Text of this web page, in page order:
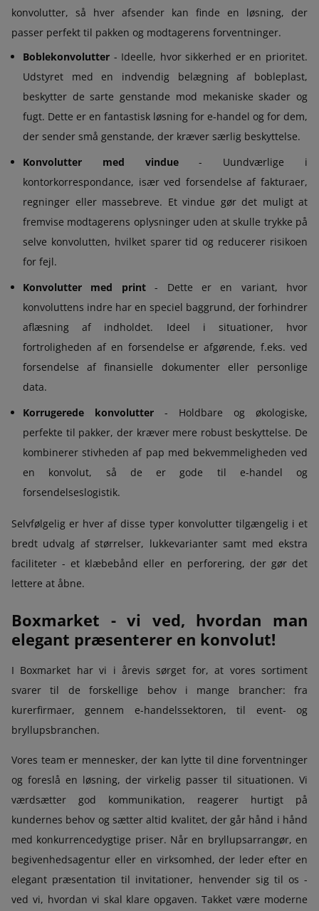
konvolutter, så hver afsender kan finde en løsning, der
passer perfekt til pakken og modtagerens forventninger.
Boblekonvolutter - Ideelle, hvor sikkerhed er en prioritet.
Udstyret med en indvendig belægning af bobleplast,
beskytter de sarte genstande mod mekaniske skader og
fugt. Dette er en fantastisk løsning for e-handel og for dem,
der sender små genstande, der kræver særlig beskyttelse.
Konvolutter med vindue- Uundværlige i
kontorkorrespondance, især ved forsendelse af fakturaer,
regninger eller massebreve. Et vindue gør det muligt at
fremvise modtagerens oplysninger uden at skulle trykke på
selve konvolutten, hvilket sparer tid og reducerer risikoen
for fejl.
Konvolutter med print- Dette er en variant, hvor
konvoluttens indre har en speciel baggrund, der forhindrer
aflæsning af indholdet. Ideel i situationer, hvor
fortroligheden af en forsendelse er afgørende, f.eks. ved
forsendelse af finansielle dokumenter eller personlige
data.
Korrugerede konvolutter - Holdbare og økologiske,
perfekte til pakker, der kræver mere robust beskyttelse. De
kombinerer stivheden af pap med bekvemmeligheden ved
en konvolut, så de er gode til e-handel og
forsendelseslogistik.
Selvfølgelig er hver af disse typer konvolutter tilgængelig i et
bredt udvalg af størrelser, lukkevarianter samt med ekstra
faciliteter - et klæbebånd eller en perforering, der gør det
lettere at åbne.
Boxmarket - vi ved, hvordan man
elegant præsenterer en konvolut!
I Boxmarket har vi i årevis sørget for, at vores sortiment
svarer til de forskellige behov i mange brancher: fra
kurerfirmaer, gennem e-handelssektoren, til event- og
bryllupsbranchen.
Vores team er mennesker, der kan lytte til dine forventninger
og foreslå en løsning, der virkelig passer til situationen. Vi
værdsætter god kommunikation, reagerer hurtigt på
kundernes behov og sætter altid kvalitet, der går hånd i hånd
med konkurrencedygtige priser. Når en bryllupsarrangør, en
begivenhedsagentur eller en virksomhed, der leder efter en
elegant præsentation til invitationer, henvender sig til os -
ved vi, hvordan vi skal klare opgaven. Takket være moderne